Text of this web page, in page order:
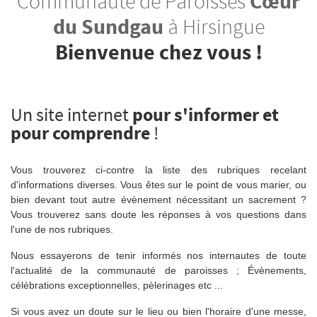
du Sundgau à Hirsingue
Bienvenue chez vous !
Un site internetpour s'informer et
pour comprendre !
Vous trouverez ci-contre la liste des rubriques recelant
d'informations diverses. Vous êtes sur le point de vous marier, ou
bien devant tout autre évènement nécessitant un sacrement ?
Vous trouverez sans doute les réponses à vos questions dans
l'une de nos rubriques.
Nous essayerons de tenir informés nos internautes de toute
l'actualité de la communauté de paroisses ; Évènements,
célébrations exceptionnelles, pèlerinages etc ...
Si vous avez un doute sur le lieu ou bien l'horaire d'une messe,